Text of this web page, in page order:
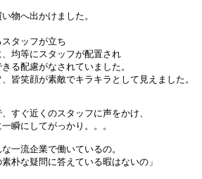
物へ出かけました。
タッフが立ち
均等にスタッフが配置され
る配慮がなされていました。
皆笑顔が素敵でキラキラとして見えました。
すぐ近くのスタッフに声をかけ、
瞬にしてがっかり。。。
一流企業で働いているの。
朴な疑問に答えている暇はないの」